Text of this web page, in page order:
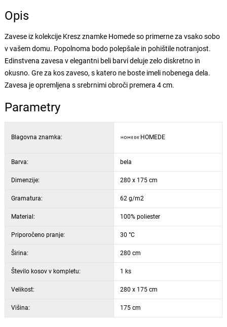
Opis
Zavese iz kolekcije Kresz znamke Homede so primerne za vsako sobo
v vašem domu. Popolnoma bodo polepšale in pohištile notranjost.
Edinstvena zavesa v elegantni beli barvi deluje zelo diskretno in
okusno. Gre za kos zaveso, s katero ne boste imeli nobenega dela.
Zavesa je opremljena s srebrnimi obroči premera 4 cm.
Parametry
Blagovna znamka: HOMEDE
Barva: bela
Dimenzije: 280 x 175 cm
Gramatura: 62 g/m2
Material: 100% poliester
Priporočeno pranje: 30 °C
Širina: 280 cm
Število kosov v kompletu: 1 ks
Velikost: 280 x 175 cm
Višina: 175 cm